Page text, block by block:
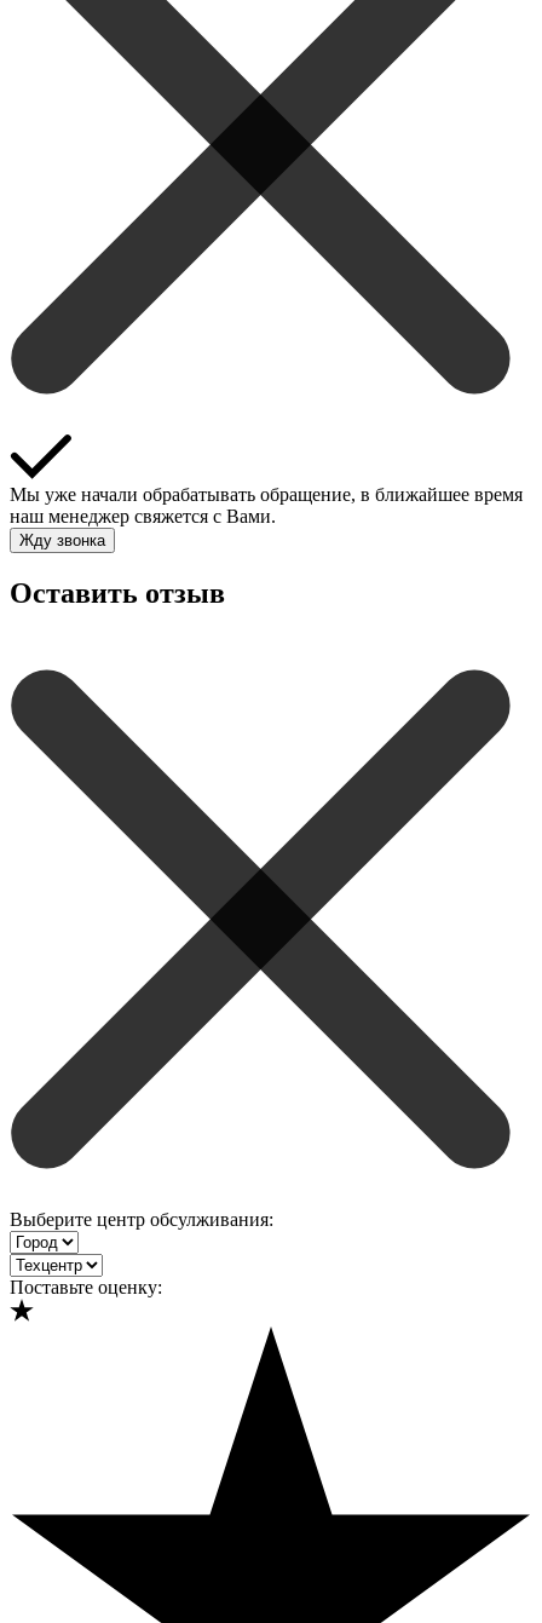
Мы уже начали обрабатывать обращение, в ближайшее время
наш менеджер свяжется с Вами.
Жду звонка
Оставить отзыв
Выберите центр обсулживания:
Поставьте оценку: